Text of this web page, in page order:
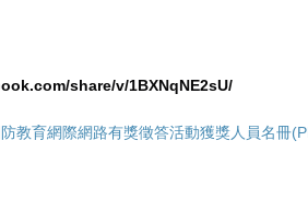
share/v/1BXNqNE2sU/
教育網際網路有獎徵答活動獲獎人員名冊